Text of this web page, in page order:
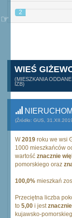
2
WIEŚ
(MIESZKANIA
IZB)
(Źródło: GUS,
W2019 roku we wsi
1000 mieszkańców
wartość znacznie
pomorskiego oraz
100,0% mieszkań
Przeciętna liczba
to 5,00 i jest
kujawsko-